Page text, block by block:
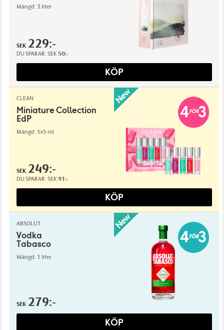
Mängd: 3 liter
SEK 229:-
DU SPARAR: SEK 50:-
KÖP
CLEAN
Miniature Collection
EdP
Mängd: 5x5 ml
SEK 249:-
DU SPARAR: SEK 91:-
KÖP
ABSOLUT
Vodka
Tabasco
Mängd: 1 liter
SEK 279:-
KÖP